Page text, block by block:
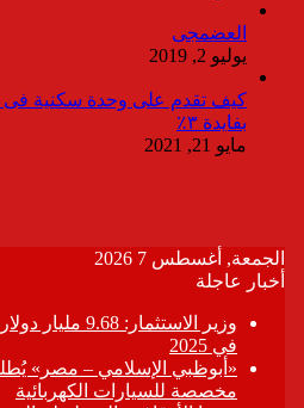
العضمجى
يوليو 2, 2019
كيف تقدم على وحدة سكنية فى
بفايدة ٣٪
مايو 21, 2021